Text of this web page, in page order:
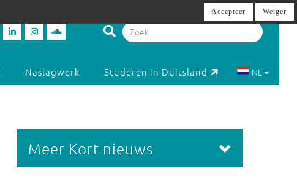
Naslagwerk Studeren in Duitsland NL
Meer Kort nieuws
Accepteer Weiger